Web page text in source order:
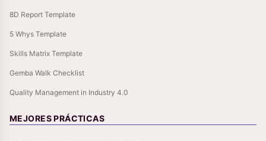
8D Report Template
5 Whys Template
Skills Matrix Template
Gemba Walk Checklist
Quality Management in Industry 4.0
MEJORES PRÁCTICAS